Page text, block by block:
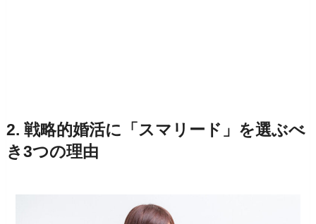
2. 戦略的婚活に「スマリード」を選ぶべ
き3つの理由